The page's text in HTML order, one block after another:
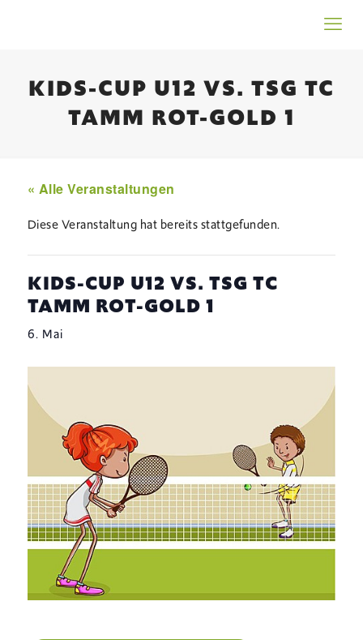
KIDS-CUP U12 VS. TSG TC
TAMM ROT-GOLD 1
« Alle Veranstaltungen
Diese Veranstaltung hat bereits stattgefunden.
KIDS-CUP U12 VS. TSG TC
TAMM ROT-GOLD 1
6. Mai